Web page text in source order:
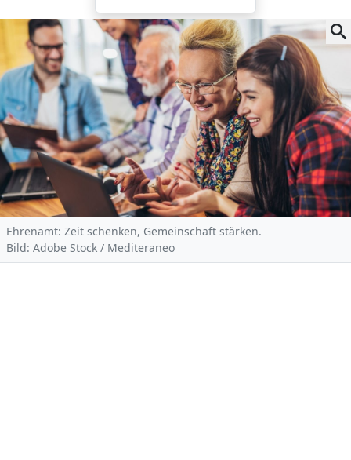
Ehrenamt: Zeit schenken, Gemeinschaft stärken.
Bild: Adobe Stock / Mediteraneo